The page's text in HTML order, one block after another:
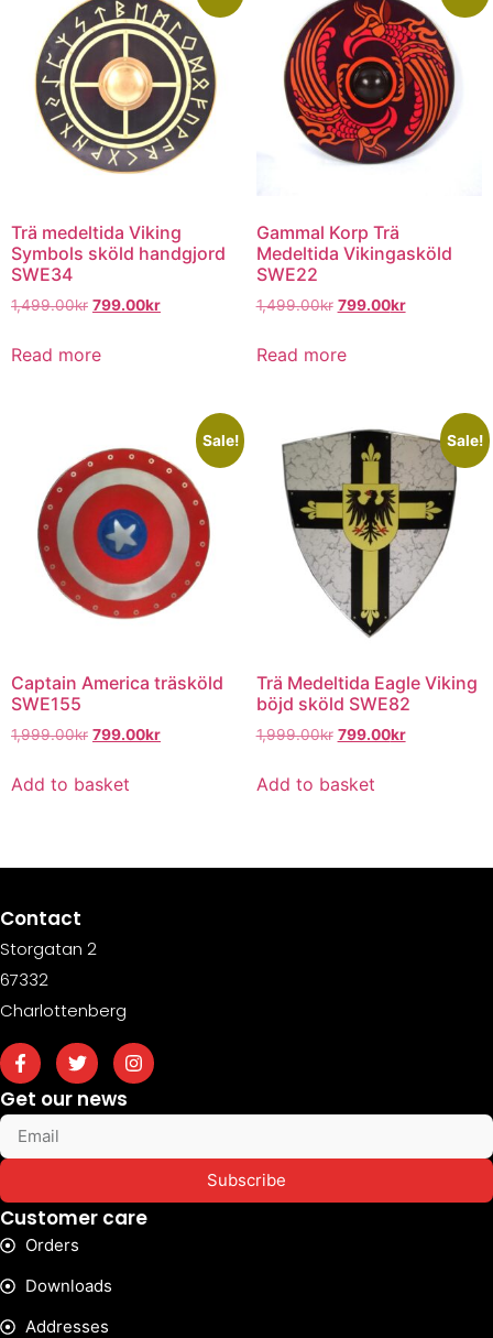
Trä medeltida Viking
Symbols sköld handgjord
SWE34
1,499.00kr 799.00kr
Read more
Gammal Korp Trä
Medeltida Vikingasköld
SWE22
1,499.00kr 799.00kr
Read more
Sale!
Captain America träsköld
SWE155
1,999.00kr 799.00kr
Add to basket
Sale!
Trä Medeltida Eagle Viking
böjd sköld SWE82
1,999.00kr 799.00kr
Add to basket
Contact
Storgatan 2
67332
Charlottenberg
Get our news
Subscribe
Customer care
Orders
Downloads
Addresses